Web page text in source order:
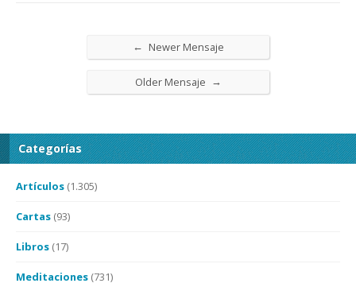
← Newer Mensaje
Older Mensaje →
Categorías
Artículos (1.305)
Cartas (93)
Libros (17)
Meditaciones (731)